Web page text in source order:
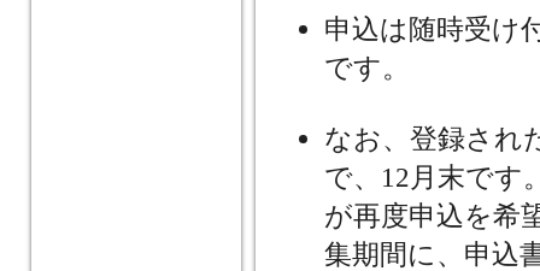
申込は随時受け
です。
なお、登録され
で、12月末です
が再度申込を希
集期間に、申込